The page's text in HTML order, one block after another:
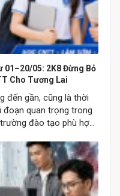
01–20/05: 2K8 Đừng Bỏ
Cho Tương Lai
đến gần, cũng là thời
đoạn quan trọng trong
đào tạo phù hợp
đăng…